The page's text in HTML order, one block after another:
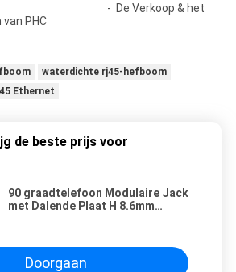
& het
PHC
waterdichte rj45-hefboom
Ethernet
de beste prijs voor
90 graadtelefoon Modulaire Jack
met Dalende Plaat H 8.6mm
Doorgaan